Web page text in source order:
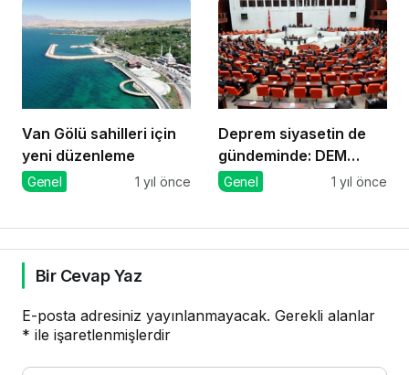
Van Gölü sahilleri için
yeni düzenleme
Genel 1 yıl önce
Deprem siyasetin de
gündeminde: DEM
Parti’den önerge
Genel 1 yıl önce
Bir Cevap Yaz
E-posta adresiniz yayınlanmayacak. Gerekli alanlar
* ile işaretlenmişlerdir